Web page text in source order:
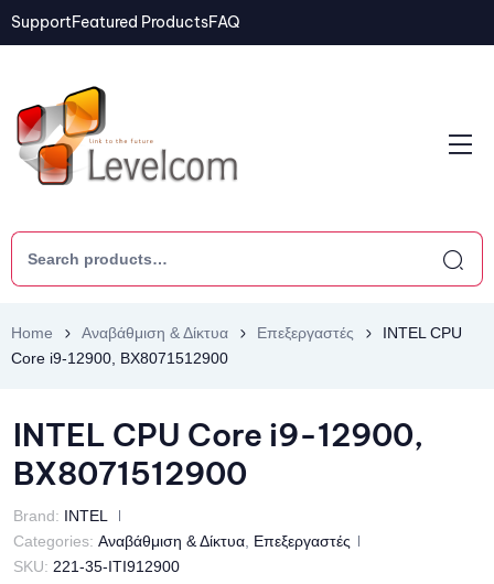
SupportFeatured ProductsFAQ
Home Αναβάθμιση & Δίκτυα Επεξεργαστές
INTEL CPU
Core i9-12900, BX8071512900
INTEL CPU Core i9-12900,
BX8071512900
Brand: INTEL
Categories: Αναβάθμιση & Δίκτυα Επεξεργαστές
SKU: 221-35-ITI912900